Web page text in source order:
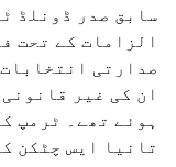
سابق صدر ڈونلڈ
صدارتی
ان کی غیر
ہوئے تھے۔ ٹرمپ
تانیا ایس چٹکن